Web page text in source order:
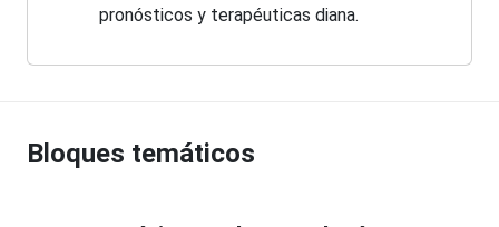
pronósticos y terapéuticas diana.
Bloques temáticos